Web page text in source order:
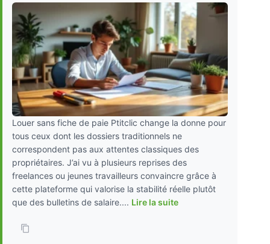
Louer sans fiche de paie Ptitclic change la donne pour
tous ceux dont les dossiers traditionnels ne
correspondent pas aux attentes classiques des
propriétaires. J’ai vu à plusieurs reprises des
freelances ou jeunes travailleurs convaincre grâce à
cette plateforme qui valorise la stabilité réelle plutôt
que des bulletins de salaire.... Lire la suite